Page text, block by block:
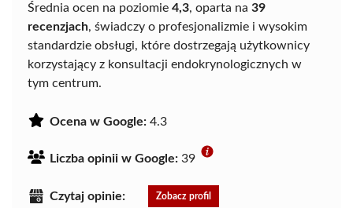
Średnia ocen na poziomie 4,3, oparta na 39
recenzjach, świadczy o profesjonalizmie i wysokim
standardzie obsługi, które dostrzegają użytkownicy
korzystający z konsultacji endokrynologicznych w
tym centrum.
Ocena w Google: 4.3
Liczba opinii w Google: 39
Czytaj opinie: Zobacz profil